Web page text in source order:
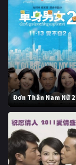
Đơn Thân Nam Nữ 2